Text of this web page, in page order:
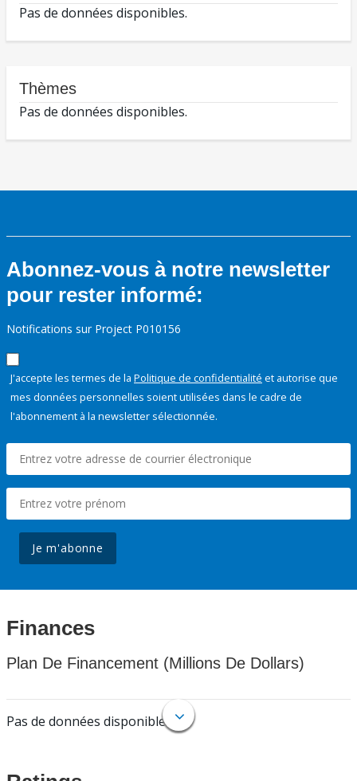
Pas de données disponibles.
Thèmes
Pas de données disponibles.
Abonnez-vous à notre newsletter
pour rester informé:
Notifications sur Project P010156
J'accepte les termes de la Politique de confidentialité et autorise que
mes données personnelles soient utilisées dans le cadre de
l'abonnement à la newsletter sélectionnée.
Je m'abonne
Finances
Plan De Financement (Millions De Dollars)
Pas de données disponibles.